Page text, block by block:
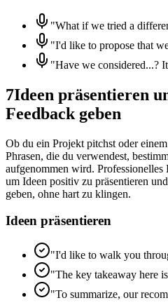
"What if we tried a
"I'd like to propose that
"Have we considered...?
7Ideen präsentieren
Feedback geben
Ob du ein Projekt pitchst oder
Phrasen, die du verwendest,
aufgenommen wird. Professionelles
um Ideen positiv zu präsentieren
geben, ohne hart zu klingen.
Ideen präsentieren
"I'd like to walk you
"The key takeaway here
"To summarize, our